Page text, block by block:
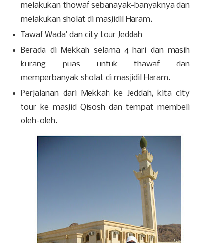
melakukan thowaf sebanayak-banyaknya dan
melakukan sholat di masjidil Haram.
Tawaf Wada’ dan city tour Jeddah
Berada di Mekkah selama 4 hari dan masih
kurang puas untuk thawaf dan
memperbanyak sholat di masjidil Haram.
Perjalanan dari Mekkah ke Jeddah, kita city
tour ke masjid Qisosh dan tempat membeli
oleh-oleh.